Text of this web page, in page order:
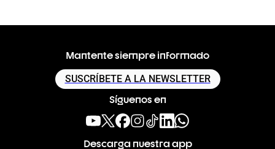
Mantente siempre informado
SUSCRÍBETE A LA NEWSLETTER
Síguenos en
Descarga nuestra app